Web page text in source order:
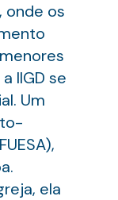
onde os
IIGD se
Um
ela